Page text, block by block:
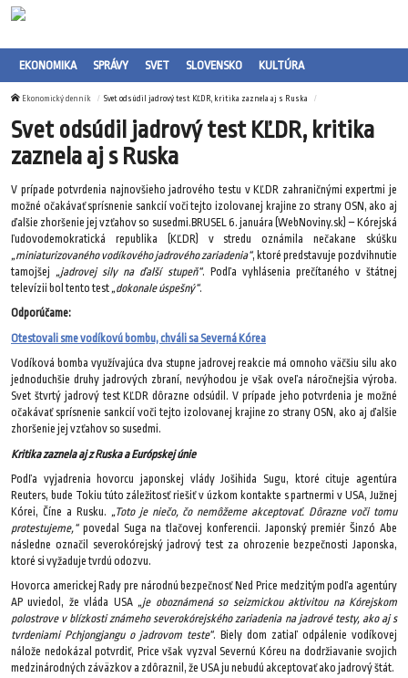
EKONOMIKA SPRÁVY SVET SLOVENSKO KULTÚRA
Ekonomický denník Svet odsúdil jadrový test KĽDR, kritika zaznela aj s Ruska
Svet odsúdil jadrový test KĽDR, kritika
zaznela aj s Ruska
V prípade potvrdenia najnovšieho jadrového testu v KĽDR zahraničnými expertmi je
možné očakávať sprísnenie sankcií voči tejto izolovanej krajine zo strany OSN, ako aj
ďalšie zhoršenie jej vzťahov so susedmi.BRUSEL 6. januára (WebNoviny.sk) – Kórejská
ľudovodemokratická republika (KĽDR) v stredu oznámila nečakane skúšku
„miniaturizovaného vodíkového jadrového zariadenia“, ktoré predstavuje pozdvihnutie
tamojšej„jadrovej sily na ďalší stupeň“. Podľa vyhlásenia prečítaného v štátnej
televízii bol tento test„dokonale úspešný“.
Odporúčame:
Otestovali sme vodíkovú bombu, chváli sa Severná Kórea
Vodíková bomba využívajúca dva stupne jadrovej reakcie má omnoho väčšiu silu ako
jednoduchšie druhy jadrových zbraní, nevýhodou je však oveľa náročnejšia výroba.
Svet štvrtý jadrový test KĽDR dôrazne odsúdil. V prípade jeho potvrdenia je možné
očakávať sprísnenie sankcií voči tejto izolovanej krajine zo strany OSN, ako aj ďalšie
zhoršenie jej vzťahov so susedmi.
Kritika zaznela aj z Ruska a Európskej únie
Podľa vyjadrenia hovorcu japonskej vlády Jošihida Sugu, ktoré cituje agentúra
Reuters, bude Tokiu túto záležitosť riešiť v úzkom kontakte s partnermi v USA, Južnej
Kórei, Číne a Rusku. „Toto je niečo, čo nemôžeme akceptovať. Dôrazne voči tomu
protestujeme,“povedal Suga na tlačovej konferencii. Japonský premiér Šinzó Abe
následne označil severokórejský jadrový test za ohrozenie bezpečnosti Japonska,
ktoré si vyžaduje tvrdú odozvu.
Hovorca americkej Rady pre národnú bezpečnosť Ned Price medzitým podľa agentúry
AP uviedol, že vláda USA„je oboznámená so seizmickou aktivitou na Kórejskom
polostrove v blízkosti známeho severokórejského zariadenia na jadrové testy, ako aj s
tvrdeniami Pchjongjangu o jadrovom teste“. Biely dom zatiaľ odpálenie vodíkovej
nálože nedokázal potvrdiť, Price však vyzval Severnú Kóreu na dodržiavanie svojich
medzinárodných záväzkov a zdôraznil, že USA ju nebudú akceptovať ako jadrový štát.